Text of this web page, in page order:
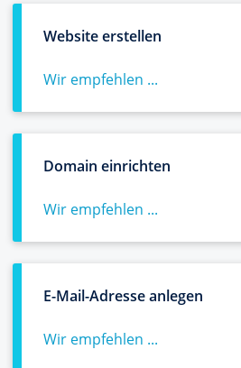
Website erstellen
Wir empfehlen ...
Domain einrichten
Wir empfehlen ...
E-Mail-Adresse anlegen
Wir empfehlen ...